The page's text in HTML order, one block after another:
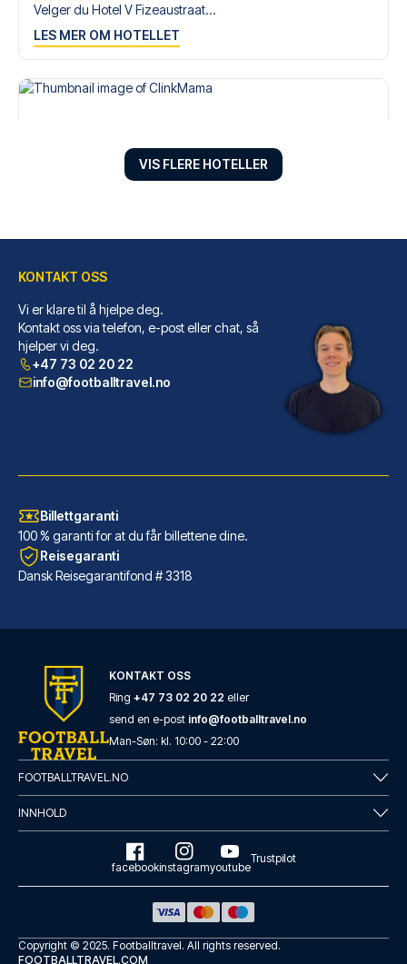
Velger du Hotel V Fizeaustraat...
LES MER OM HOTELLET
ClinkMama
Velger du ClinkMama bor du i h...
LES MER OM HOTELLET
Conscious Hotel Westerpark
Har du Conscious Hotel Westerp...
LES MER OM HOTELLET
VIS FLERE HOTELLER
KONTAKT OSS
Vi er klare til å hjelpe deg.
Kontakt oss via telefon, e-post eller chat, så
hjelper vi deg.
+47 73 02 20 22
info@footballtravel.no
Billettgaranti
100 % garanti for at du får billettene dine.
Reisegaranti
Dansk Reisegarantifond # 3318
KONTAKT OSS
Ring +47 73 02 20 22 eller
send en e-post info@footballtravel.no
Man-Søn: kl. 10:00 - 22:00
FOOTBALLTRAVEL.NO
INNHOLD
facebookinstagramyoutube
Trustpilot
Copyright © 2025. Footballtravel. All rights reserved.
FOOTBALLTRAVEL.COM